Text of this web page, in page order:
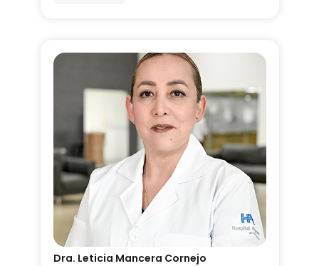
Dra. Leticia Mancera Cornejo